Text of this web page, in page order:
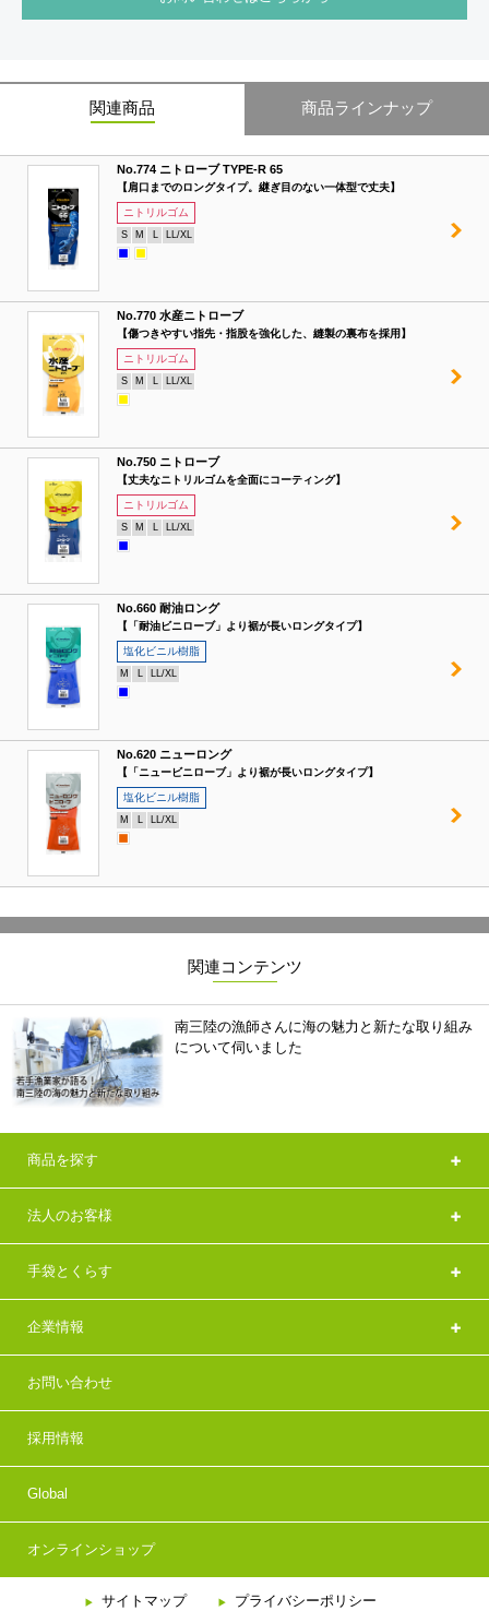
関連商品 商品ラインナップ
No.774 ニトローブ TYPE-R 65
【肩口までのロングタイプ。継ぎ目のない一体型で丈夫】
ニトリルゴム
S M L LL/XL
No.770 水産ニトローブ
【傷つきやすい指先・指股を強化した、縫製の裏布を採用】
ニトリルゴム
S M L LL/XL
No.750 ニトローブ
【丈夫なニトリルゴムを全面にコーティング】
ニトリルゴム
S M L LL/XL
No.660 耐油ロング
【「耐油ビニローブ」より裾が長いロングタイプ】
塩化ビニル樹脂
M L LL/XL
No.620 ニューロング
【「ニュービニローブ」より裾が長いロングタイプ】
塩化ビニル樹脂
M L LL/XL
関連コンテンツ
南三陸の漁師さんに海の魅力と新たな取り組み
について伺いました
商品を探す
法人のお客様
手袋とくらす
企業情報
お問い合わせ
採用情報
Global
オンラインショップ
サイトマップ プライバシーポリシー